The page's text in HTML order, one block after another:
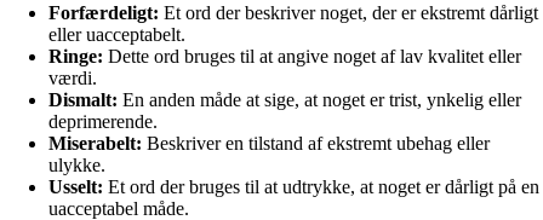
Forfærdeligt: Et ord der beskriver noget, der er ekstremt dårligt
eller uacceptabelt.
Ringe: Dette ord bruges til at angive noget af lav kvalitet eller
værdi.
Dismalt: En anden måde at sige, at noget er trist, ynkelig eller
deprimerende.
Miserabelt: Beskriver en tilstand af ekstremt ubehag eller
ulykke.
Usselt: Et ord der bruges til at udtrykke, at noget er dårligt på en
uacceptabel måde.